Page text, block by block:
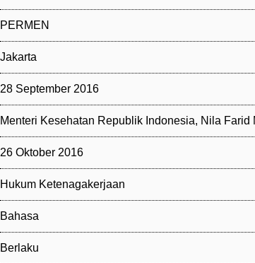
PERMEN
Jakarta
28 September 2016
Menteri Kesehatan Republik Indonesia, Nila Farid
26 Oktober 2016
Hukum Ketenagakerjaan
Bahasa
Berlaku